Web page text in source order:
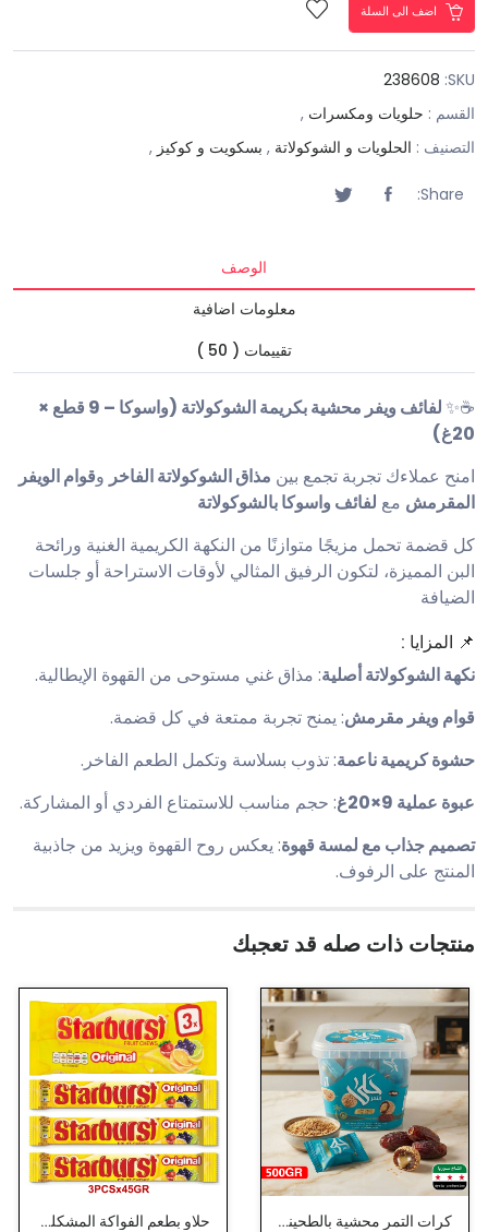
اضف الى السلة
SKU:
238608
القسم : حلويات ومكسرات ,
التصنيف : الحلويات و الشوكولاتة , بسكويت و كوكيز ,
Share:
الوصف
معلومات اضافية
تقييمات ( 50 )
☕✨
لفائف ويفر محشية بكريمة الشوكولاتة (واسوكا – 9 قطع ×
20غ)
امنح عملاءك تجربة تجمع بين مذاق الشوكولاتة الفاخر وقوام الويفر
المقرمش مع لفائف واسوكا بالشوكولاتة
كل قضمة تحمل مزيجًا متوازنًا من النكهة الكريمية الغنية ورائحة
البن المميزة، لتكون الرفيق المثالي لأوقات الاستراحة أو جلسات
الضيافة
📌 المزايا :
نكهة الشوكولاتة أصلية: مذاق غني مستوحى من القهوة الإيطالية.
قوام ويفر مقرمش: يمنح تجربة ممتعة في كل قضمة.
حشوة كريمية ناعمة: تذوب بسلاسة وتكمل الطعم الفاخر.
عبوة عملية 9×20غ
: حجم مناسب للاستمتاع الفردي أو المشاركة.
تصميم جذاب مع لمسة قهوة: يعكس روح القهوة ويزيد من جاذبية
المنتج على الرفوف.
منتجات ذات صله قد تعجبك
كرات التمر محشية بالطحينية ومغطاة بالسمسم - حلى التمر حلاو بطعم الفواكة المشكلة - ستار بيست